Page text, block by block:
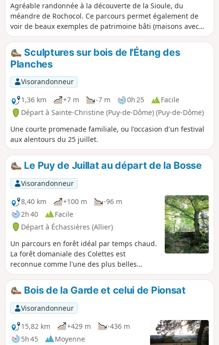
Agréable randonnée à la découverte de la Sioule, du
méandre de Rochocol. Ce parcours permet également de
voir de beaux exemples de patrimoine bâti (maisons avec
toit à redans) et offre de beaux points de vues sur la Sioule
et son méandre mais aussi le Puy de Dôme.
Sculptures sur bois de l'Étang des
Planches
Visorandonneur
1,36 km
+7 m -7 m 0h 25
Facile
Départ à Sainte-Christine (Puy-de-Dôme) (Puy-de-Dôme)
Une courte promenade familiale, ou l'occasion d'un festival
aux alentours du 25 juillet.
Le Puy de Juillat au départ de la Bosse
Visorandonneur
8,40 km
+100 m
-96 m
2h 40
Facile
Départ à Échassières (Allier)
Un parcours en forêt idéal par temps chaud.
La forêt domaniale des Colettes est
reconnue comme l'une des plus belles
hêtraies d'Europe.
Bois de la Garde et celui de Pionsat
Visorandonneur
15,82 km
+429 m
-436 m
5h 45
Moyenne